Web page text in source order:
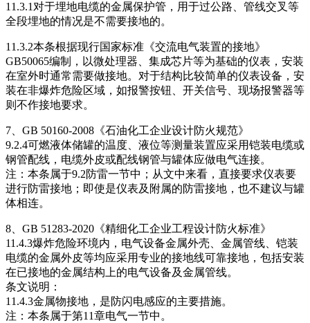
11.3.1对于埋地电缆的金属保护管，用于过公路、管线交叉等
全段埋地的情况是不需要接地的。
11.3.2本条根据现行国家标准《交流电气装置的接地》
GB50065编制，以微处理器、集成芯片等为基础的仪表，安装
在室外时通常需要做接地。对于结构比较简单的仪表设备，安
装在非爆炸危险区域，如报警按钮、开关信号、现场报警器等
则不作接地要求。
7、GB 50160-2008《石油化工企业设计防火规范》
9.2.4可燃液体储罐的温度、液位等测量装置应采用铠装电缆或
钢管配线，电缆外皮或配线钢管与罐体应做电气连接。
注：本条属于9.2防雷一节中；从文中来看，直接要求仪表要
进行防雷接地；即使是仪表及附属的防雷接地，也不建议与罐
体相连。
8、GB 51283-2020《精细化工企业工程设计防火标准》
11.4.3爆炸危险环境内，电气设备金属外壳、金属管线、铠装
电缆的金属外皮等均应采用专业的接地线可靠接地，包括安装
在已接地的金属结构上的电气设备及金属管线。
条文说明：
11.4.3金属物接地，是防闪电感应的主要措施。
注：本条属于第11章电气一节中。